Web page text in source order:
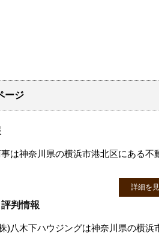
ージ
は神奈川県の横浜市港北区にある不
詳細を
判情報
)八木下ハウジングは神奈川県の横浜